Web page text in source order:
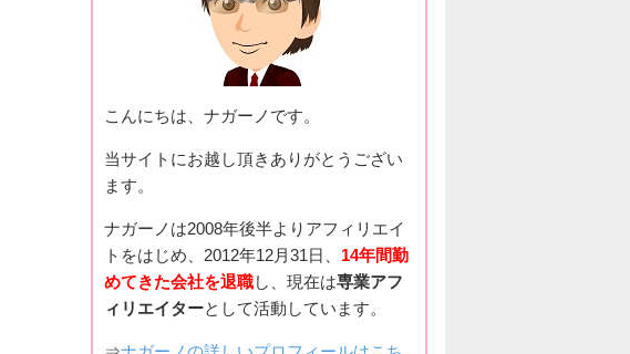
こんにちは、ナガーノです。
当サイトにお越し頂きありがとうござい
ます。
ナガーノは2008年後半よりアフィリエイ
トをはじめ、2012年12月31日、 14年間勤
めてきた会社を退職し、現在は専業アフ
ィリエイターとして活動しています。